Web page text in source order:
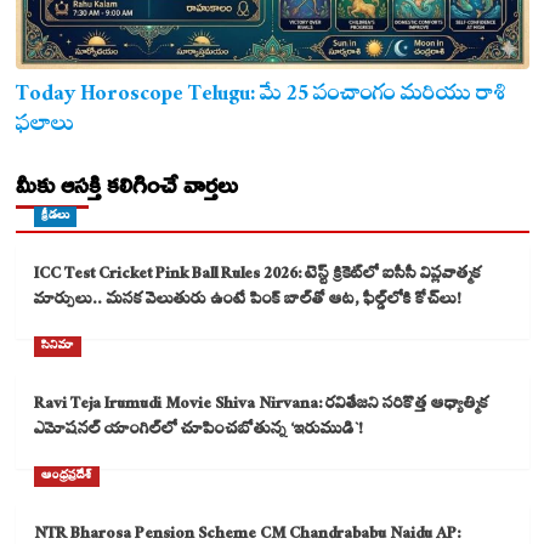
Today Horoscope Telugu: మే 25 పంచాంగం మరియు రాశి
ఫలాలు
మీకు ఆసక్తి కలిగించే వార్తలు
క్రీడలు
ICC Test Cricket Pink Ball Rules 2026: టెస్ట్ క్రికెట్‌లో ఐసీసీ విప్లవాత్మక
మార్పులు.. మసక వెలుతురు ఉంటే పింక్ బాల్‌తో ఆట, ఫీల్డ్‌లోకి కోచ్‌లు!
సినిమా
Ravi Teja Irumudi Movie Shiva Nirvana: రవితేజని సరికొత్త ఆధ్యాత్మిక
ఎమోషనల్ యాంగిల్‌లో చూపించబోతున్న ‘ఇరుముడి`!
ఆంధ్రప్రదేశ్
NTR Bharosa Pension Scheme CM Chandrababu Naidu AP: